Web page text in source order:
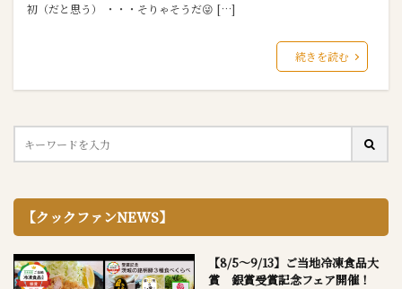
初（だと思う） ・・・そりゃそうだ😜 […]
続きを読む
【クックファンNEWS】
【8/5～9/13】ご当地冷凍食品大
賞 銀賞受賞記念フェア開催！